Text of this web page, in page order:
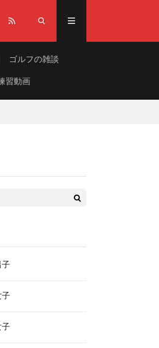
ゴルフの雑談
習動画
子
子
子